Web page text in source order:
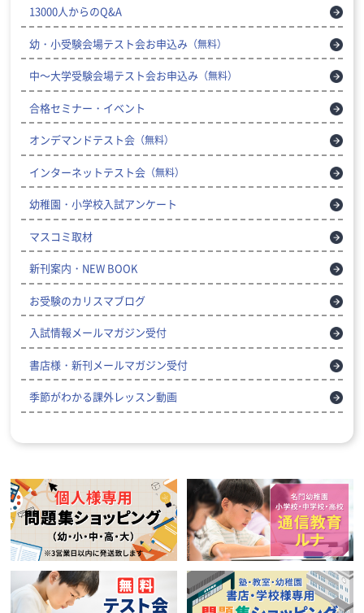
13000人からのQ&A
幼・小受験会場テスト会お申込み （無料）
中～大学受験会場テスト会お申込み （無料）
合格セミナー・イベント
オンデマンドテスト会 （無料）
インターネットテスト会 （無料）
幼稚園・小学校入試アンケート
マスコミ取材
新刊案内・NEW BOOK
お受験のカリスマブログ
入試情報メールマガジン受付
書店様・新刊メールマガジン受付
季節がわかる課外レッスン動画